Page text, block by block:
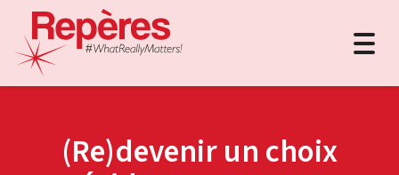
(Re)devenir un choix